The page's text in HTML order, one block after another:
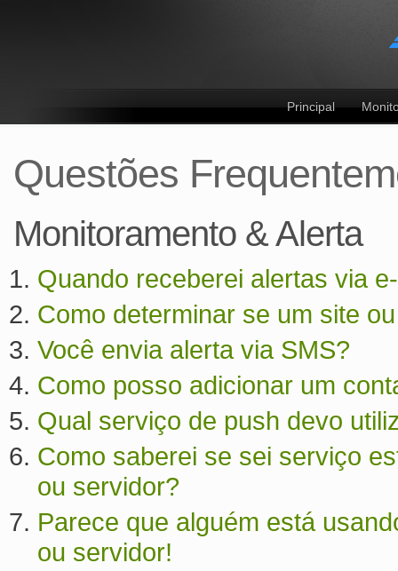
Principal
Questões
Monitoramento & Alerta
Quando receberei alertas via
Como determinar se um site
Você envia alerta via SMS?
Como posso adicionar um
Qual serviço de push devo
Como saberei se sei serviço
ou servidor?
Parece que alguém está
ou servidor!